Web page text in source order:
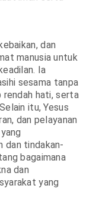
dan
manusia untuk
Ia
sesama tanpa
rendah hati, serta
itu, Yesus
dan pelayanan
dan tindakan-
bagaimana
dan
yang